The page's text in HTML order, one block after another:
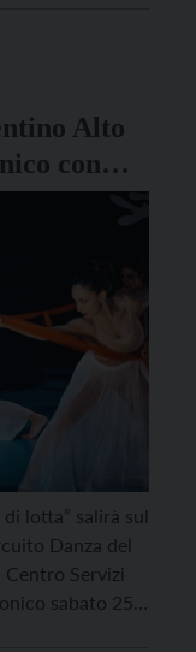
Alto
con
e
lotta” salirà sul
Danza del
Servizi
sabato 25